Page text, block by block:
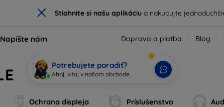
× Stiahnite si našu aplikáciua nakupujte
Napíšte nám Doprava a platba Blog
Potrebujete poradiť?
S|
Ochrana displeja Príslušenstvo